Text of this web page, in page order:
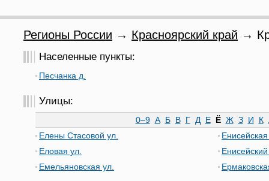
Регионы России → Красноярский край →
Населенные пункты:
Песчанка д.
Улицы:
0–9 А Б В Г Д Е Ё Ж З И К
Елены Стасовой ул.
Еловая ул.
Емельяновская ул.
Енисейский